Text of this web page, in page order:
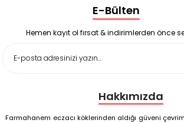
Enterogermina Family 5 ml 20 Flakon
Deep Flex Stres Azaltıcı ve Enerji
Matı Set 40x60 cm
Deep Flex Stres Azaltıcı ve Enerji
E-Bülten
Hemen kayıt ol fırsat & indirimlerden önce
Hakkımızda
Farmahanem eczacı köklerinden aldığı güveni